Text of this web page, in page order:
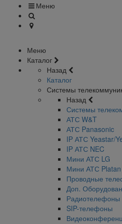
Меню
Меню
Каталог
Назад
Каталог
Системы
Назад
Системы
АТС W&T
АТС Panasonic
IP АТС Yeastar/
IP АТС NEC
Мини АТС LG
Мини АТС Platan
Проводные
Доп.
Радиотелефоны
SIP-телефоны